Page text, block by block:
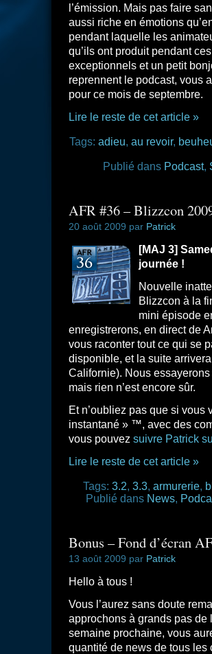
l’émission. Mais pas faire
aussi riche en émotions
pendant laquelle les
qu’ils ont produit pendant
exceptionnels et un petit
reprennent le podcast, vous
pour ce mois de septembre.
Lire le reste de cet article »
Tags: adieu, au revoir,
Publié dans Podcast,
AFR #36 – Blizzcon
20 août 2009 par Patrick
[MAJ 3]
journée !
Nouvelle
Blizzcon à la
mini épisode
enregistrerons, en direct de
vous raconter tout ce qui se
disponible, et la suite
Californie). Nous
mais rien n’est encore sûr.
Et n’oubliez pas que si
instantané » ™, avec des
vous pouvez suivre Patrick
Lire le reste de cet article »
Tags: 3.2, 3.3, armurerie,
Publié dans News,
Bonus – Fond d’écran
13 août 2009 par Patrick
Hello à tous !
Vous l’aurez sans doute
approchons à grands pas de
semaine prochaine, vous
quantité de news de tous les